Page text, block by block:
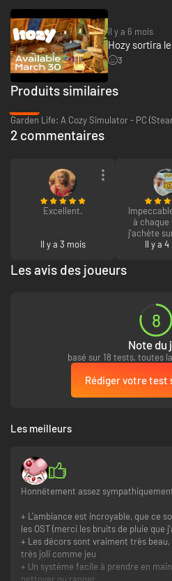
Plongez-vous entièrement dans cette
moindre petite action compte. Ouvrez
nature et laisser le vent jouer avec la
organisez la bibliothèque, peignez un
projecteur… Vos moindres actions et
de satisfaction.
Hozy propose neuf lieux uniques à
des souvenirs de ses habitants ainsi
authentiques. Commencez dans le foyer
l’atelier d’un artiste ou encore un vieux
des espaces oniriques et aidez votre
havre côtier.
il y a 6 mois
Hozy sortira
3
Produits similaires
Garden Life: A Cozy Simulator - PC
2 commentaires
Excellent.
Il y a 3 mois
à chaque
j’achète
Il y a 4
Les avis des joueurs
8
Note du
basé sur 18 tests, toutes
Rédiger votre test
Les meilleurs
Honnêtement assez
+ L'ambiance est incroyable, que ce
les OST (merci les bruits de pluie que
+ Les décors sont vraiment très
très joli comme jeu
+ Un système facile à prendre en
nettoyer ou ranger